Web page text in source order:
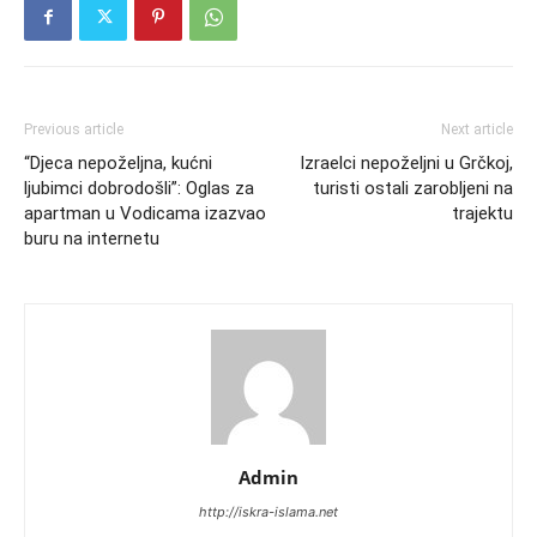
Previous article
“Djeca nepoželjna, kućni
ljubimci dobrodošli”: Oglas za
apartman u Vodicama izazvao
buru na internetu
Next article
Izraelci nepoželjni u Grčkoj,
turisti ostali zarobljeni na
trajektu
Admin
http://iskra-islama.net